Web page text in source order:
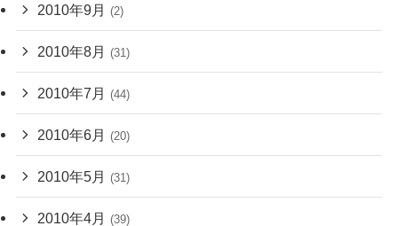
2010年9月 (2)
2010年8月 (31)
2010年7月 (44)
2010年6月 (20)
2010年5月 (31)
2010年4月 (39)